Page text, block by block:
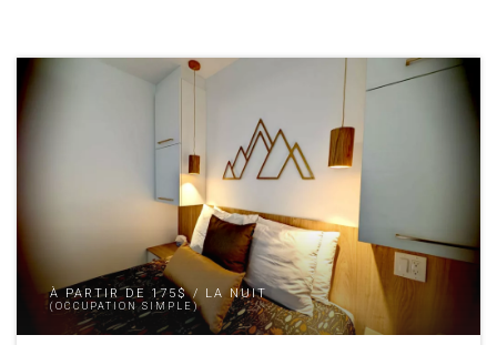
À PARTIR DE 175$ / LA NUIT
(OCCUPATION SIMPLE)